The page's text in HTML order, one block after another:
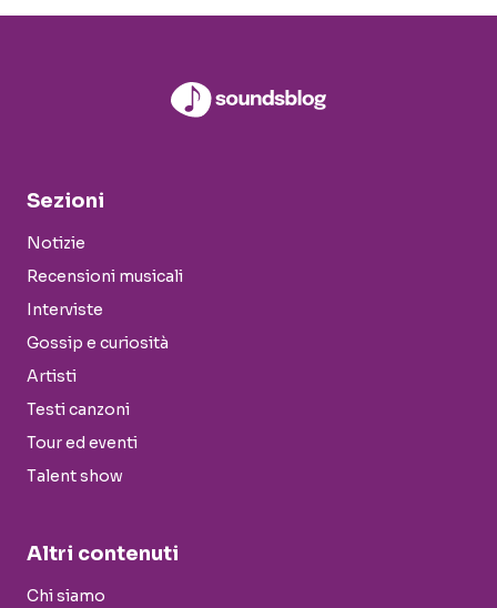
Sezioni
Notizie
Recensioni musicali
Interviste
Gossip e curiosità
Artisti
Testi canzoni
Tour ed eventi
Talent show
Altri contenuti
Chi siamo